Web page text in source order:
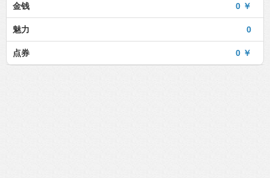
0 ￥
金钱
0
魅力
0 ￥
点券